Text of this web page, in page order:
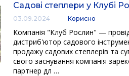
Садові степлери у Клубі
03.09.2024 Корисно
Компанія "Клуб Рослин" —
дистриб'ютор садового
продажу садових степлерів та
свого заснування компанія
партнер дл …